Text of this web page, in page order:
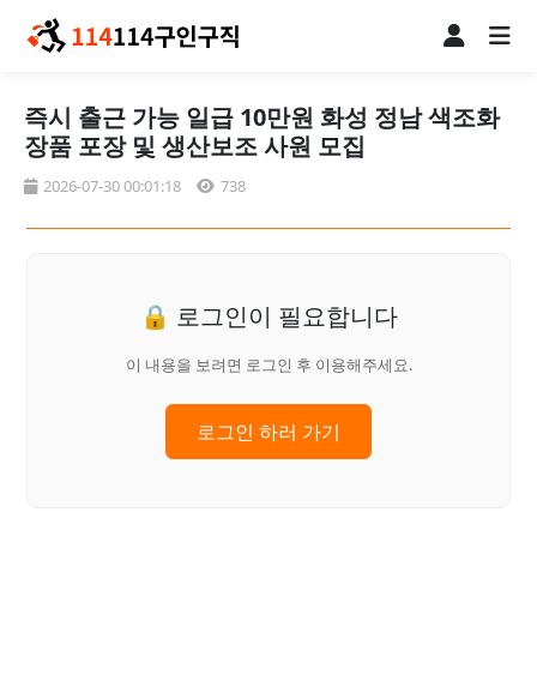
즉시 출근 가능 일급 10만원 화성 정남 색조화
장품 포장 및 생산보조 사원 모집
2026-07-30 00:01:18 738
🔒 로그인이 필요합니다
이 내용을 보려면 로그인 후 이용해주세요.
로그인 하러 가기